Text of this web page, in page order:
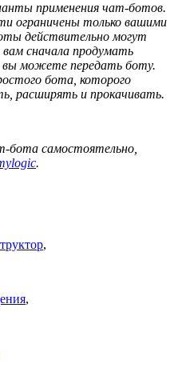
применения чат-ботов.
ограничены только вашими
действительно могут
сначала продумать
вы можете передать боту.
бота, которого
расширять и прокачивать.
бота самостоятельно,
.
,
,